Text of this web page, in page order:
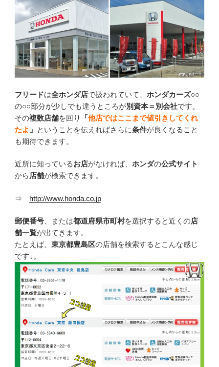
フリードは全ホンダ店で扱われていて、 ホンダカーズ○○
の○○部分が少しでも違うところが別資本＝ 別会社です。
その複数店舗を回り 「他店ではここまで値引きしてくれ
たよ 」 ということを伝えればさらに条件が良くなること
も期待できます。
近所に知っているお店がなければ、 ホンダの公式サイト
から 店舗が検索できます。
⇒ http://www.honda.co.jp
郵便番号 、または都道府県市町村を選択すると近くの店
舗一覧が出てきます。
たとえば、 東京都豊島区の店舗を検索するとこんな感じ
です↓ 。